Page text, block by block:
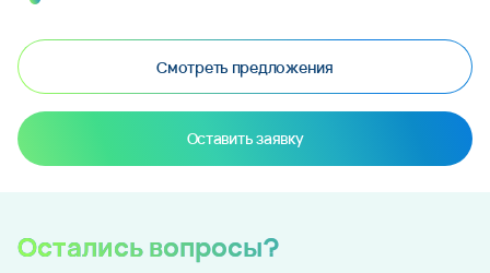
Смотреть предложения
Оставить заявку
Остались вопросы?